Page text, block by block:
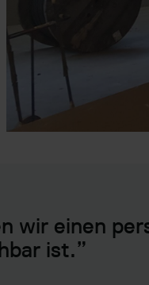
wir einen
ist.”